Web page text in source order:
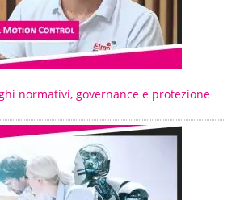
normativi, governance e protezione